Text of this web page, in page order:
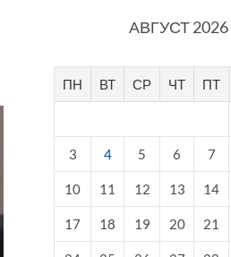
АВГУСТ 2026
ПН ВТ СР ЧТ ПТ
3 4 5 6 7
10 11 12 13 14
17 18 19 20 21